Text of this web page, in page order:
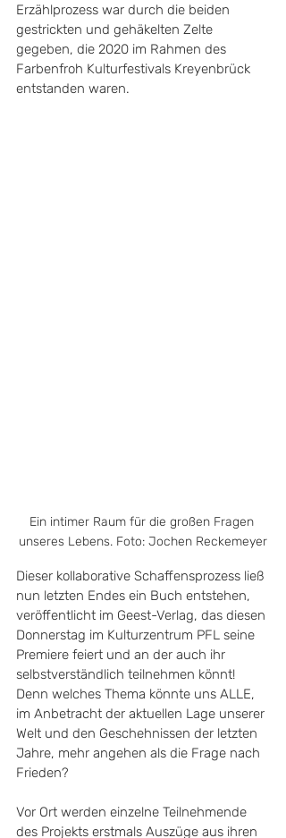
Erzählprozess war durch die beiden
gestrickten und gehäkelten Zelte
gegeben, die 2020 im Rahmen des
Farbenfroh Kulturfestivals Kreyenbrück
entstanden waren.
Ein intimer Raum für die großen Fragen
unseres Lebens. Foto: Jochen Reckemeyer
Dieser kollaborative Schaffensprozess ließ
nun letzten Endes ein Buch entstehen,
veröffentlicht im Geest-Verlag, das diesen
Donnerstag im Kulturzentrum PFL seine
Premiere feiert und an der auch ihr
selbstverständlich teilnehmen könnt!
Denn welches Thema könnte uns ALLE,
im Anbetracht der aktuellen Lage unserer
Welt und den Geschehnissen der letzten
Jahre, mehr angehen als die Frage nach
Frieden?
Vor Ort werden einzelne Teilnehmende
des Projekts erstmals Auszüge aus ihren